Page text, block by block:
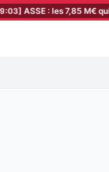
: les 7,85 M€ qui creusent